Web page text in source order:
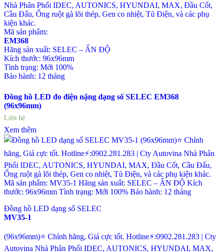
Nhà Phân Phối IDEC, AUTONICS, HYUNDAI, MAX, Đầu Cốt,
Cầu Đấu, Ống ruột gà lõi thép, Gen co nhiệt, Tủ Điện, và các phụ
kiện khác.
Mã sản phẩm:
EM368
Hãng sản xuất: SELEC – ẤN ĐỘ
Kích thước: 96x96mm
Tình trạng: Mới 100%
Bảo hành: 12 tháng
Đồng hồ LED đo điện nặng dạng số SELEC EM368
(96x96mm)
Liên hệ
Xem thêm
Đồng hồ LED dạng số SELEC
MV35-1
(96x96mm)⭐ Chính hãng, Giá cực tốt. Hotline⚡:0902.281.283 | Cty
Autovina Nhà Phân Phối IDEC, AUTONICS, HYUNDAI, MAX,